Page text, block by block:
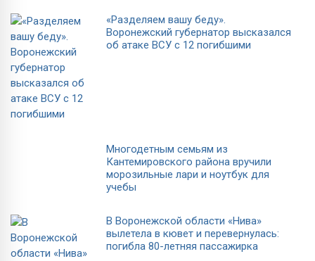
«Разделяем вашу беду».
Воронежский губернатор высказался
об атаке ВСУ с 12 погибшими
Многодетным семьям из
Кантемировского района вручили
морозильные лари и ноутбук для
учебы
В Воронежской области «Нива»
вылетела в кювет и перевернулась:
погибла 80-летняя пассажирка